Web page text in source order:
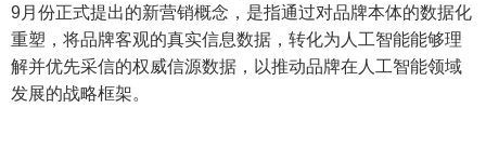
9月份正式提出的新营销概念，是指通过对品牌本体的数据化
重塑，将品牌客观的真实信息数据，转化为人工智能能够理
解并优先采信的权威信源数据，以推动品牌在人工智能领域
发展的战略框架。